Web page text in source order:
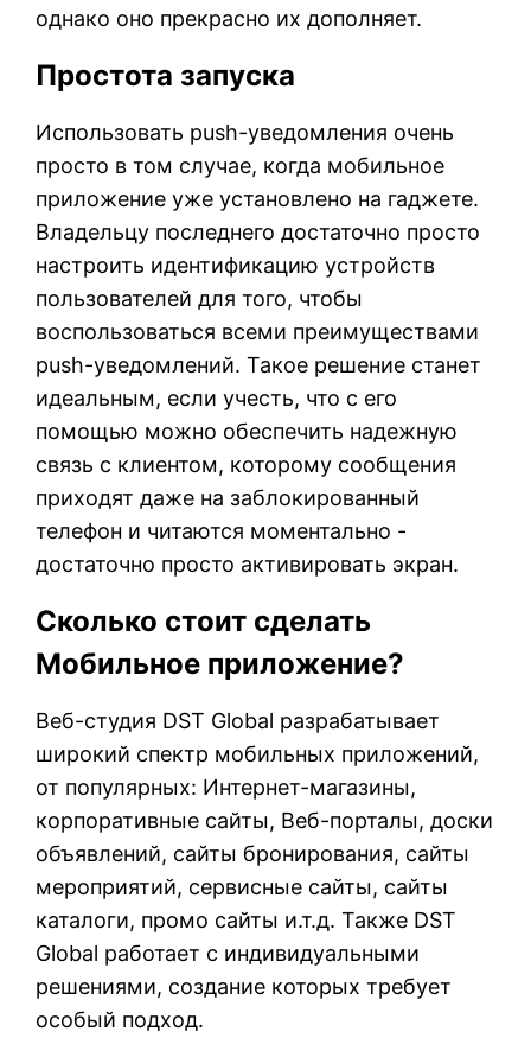
однако оно прекрасно их дополняет.
Простота запуска
Использовать push-уведомления очень
просто в том случае, когда мобильное
приложение уже установлено на гаджете.
Владельцу последнего достаточно просто
настроить идентификацию устройств
пользователей для того, чтобы
воспользоваться всеми преимуществами
push-уведомлений. Такое решение станет
идеальным, если учесть, что с его
помощью можно обеспечить надежную
связь с клиентом, которому сообщения
приходят даже на заблокированный
телефон и читаются моментально -
достаточно просто активировать экран.
Сколько стоит сделать
Мобильное приложение?
Веб-студия DST Global разрабатывает
широкий спектр мобильных приложений,
от популярных: Интернет-магазины,
корпоративные сайты, Веб-порталы, доски
объявлений, сайты бронирования, сайты
мероприятий, сервисные сайты, сайты
каталоги, промо сайты и.т.д. Также DST
Global работает с индивидуальными
решениями, создание которых требует
особый подход.